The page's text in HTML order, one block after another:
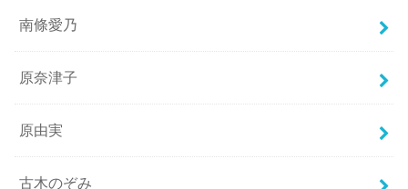
南條愛乃
原奈津子
原由実
古木のぞみ